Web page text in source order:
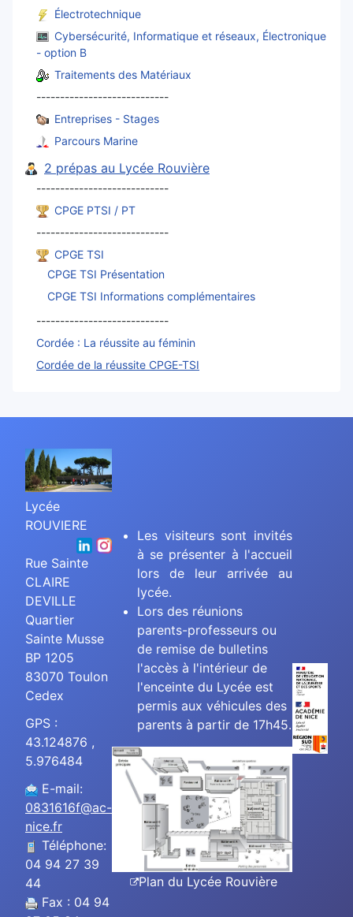
Électrotechnique
Cybersécurité, Informatique et réseaux, Électronique
- option B
Traitements des Matériaux
----------------------------
Entreprises - Stages
Parcours Marine
2 prépas au Lycée Rouvière
----------------------------
CPGE PTSI / PT
----------------------------
CPGE TSI
CPGE TSI Présentation
CPGE TSI Informations complémentaires
----------------------------
Cordée : La réussite au féminin
Cordée de la réussite CPGE-TSI
Lycée
ROUVIERE
Rue Sainte
CLAIRE
DEVILLE
Quartier
Sainte Musse
BP 1205
83070 Toulon
Cedex
GPS :
43.124876 ,
5.976484
E-mail:
0831616f@ac-
nice.fr
Téléphone:
04 94 27 39
44
Fax : 04 94
Les visiteurs sont invités
à se présenter à l'accueil
lors de leur arrivée au
lycée.
Lors des réunions
parents-professeurs ou
de remise de bulletins
l'accès à l'intérieur de
l'enceinte du Lycée est
permis aux véhicules des
parents à partir de 17h45.
Plan du Lycée Rouvière